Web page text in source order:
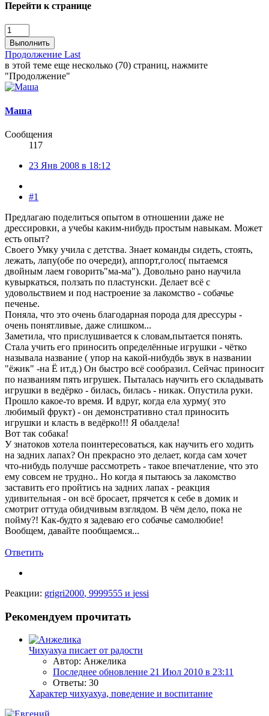
Перейти к странице
Выполнить
Продолжение Last
в этой теме еще несколько (70) страниц, нажмите
"Продолжение"
Маша
Сообщения
117
23 Янв 2008 в 18:12
#1
Предлагаю поделиться опытом в отношении даже не
дрессировки, а учебы каким-нибудь простым навыкам. Может
есть опыт?
Своего Умку учила с детства. Знает команды сидеть, стоять,
лежать, лапу(обе по очереди), аппорт,голос( пытаемся
двойным лаем говорить"ма-ма"). Довольно рано научила
кувыркаться, ползать по пластунски. Делает всё с
удовольствием и под настроение за лакомство - собачье
печенье.
Поняла, что это очень благодарная порода для дрессуры -
очень понятливые, даже слишком...
Заметила, что прислушивается к словам,пытается понять.
Стала учить его приносить определённые игрушки - чётко
называла название ( упор на какой-нибудбь звук в названии
"ёжик" -на Ё ит.д.) Он быстро всё сообразил. Сейчас приносит
по названиям пять игрушек. Пыталась научить его складывать
игрушки в ведёрко - билась, билась - никак. Опустила руки.
Прошло какое-то время. И вдруг, когда ела хурму( это
любимый фрукт) - он демонстративно стал приносить
игрушки и класть в ведёрко!!! Я обалдела!
Вот так собака!
У знатоков хотела поинтересоваться, как научить его ходить
на задних лапах? Он прекрасно это делает, когда сам хочет
что-нибудь получше рассмотреть - такое впечатление, что это
ему совсем не трудно.. Но когда я пытаюсь за лакомство
заставить его пройтись на задних лапах - реакция
удивительная - он всё бросает, прячется к себе в домик и
смотрит оттуда обидчивым взглядом. В чём дело, пока не
пойму?! Как-будто я задеваю его собачье самолюбие!
Вообщем, давайте пообщаемся...
Ответить
Реакции: grigri2000, 9999555 и jessi
Рекомендуем прочитать
Чихуахуа писает от радости
Автор: Анжелика
Последнее обновление 21 Июл 2010 в 23:11
Ответы: 30
Характер чихуахуа, поведение и воспитание